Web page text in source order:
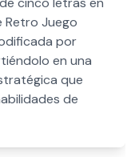
Retro Juego
por
en una
que
de